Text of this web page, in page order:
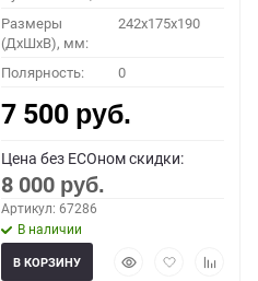
Размеры
(ДхШхВ), мм:
242x175x190
Полярность: 0
7 500 руб.
Цена без ECOном скидки:
8 000 руб.
Артикул: 67286
В наличии
БыстрыйДобавитьДобавить
В КОРЗИНУ